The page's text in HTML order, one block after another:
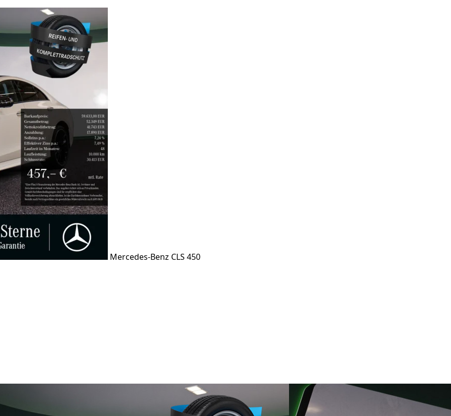
Mercedes-Benz CLS 450